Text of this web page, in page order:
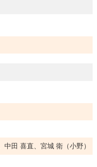
中田 喜直、宮城 衛（小野）